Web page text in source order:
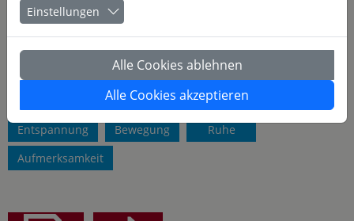
beeindruckend und vieles geschieht ganz ohne unser Zutun.
An diesem Wochenende wollen wir durch Bewegung und
Entspannung einfach mal für unseren Körper da sein - ihn
bewusst wahrnehmen und wertschätzen. Er bekommt unsere
ganze Aufmerksamkeit, von Freitagabend bis Sonntagmittag.
Freut Euch auf ein bewegtes und wohltuendes Wochenende
Entspannung Bewegung
Ruhe
Aufmerksamkeit
Einstellungen
Alle Cookies ablehnen
Alle Cookies akzeptieren